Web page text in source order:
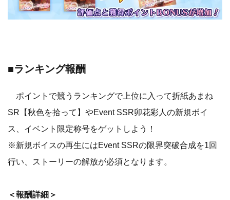
■ランキング報酬
ポイントで競うランキングで上位に入って折紙あまね
SR【秋色を拾って】やEvent SSR卯花彩人の新規ボイ
ス、イベント限定称号をゲットしよう！
※新規ボイスの再生にはEvent SSRの限界突破合成を1回
行い、ストーリーの解放が必須となります。
＜報酬詳細＞